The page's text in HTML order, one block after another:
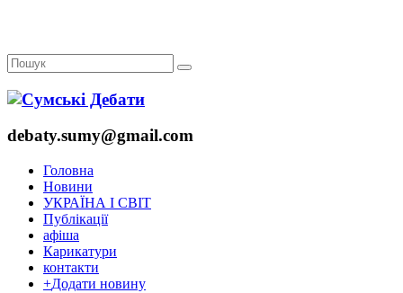
debaty.sumy@gmail.com
Головна
Новини
УКРАЇНА І СВІТ
Публікації
афіша
Карикатури
контакти
+Додати новину